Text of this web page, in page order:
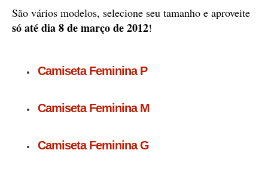
São vários modelos, selecione seu tamanho e aproveite
só até dia 8 de março de 2012!
Camiseta Feminina P
Camiseta Feminina M
Camiseta Feminina G